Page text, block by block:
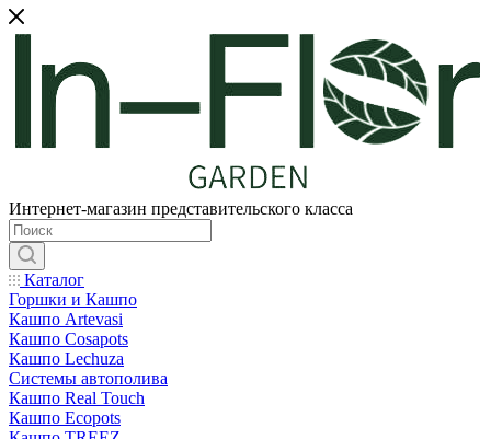
Интернет-магазин представительского класса
Каталог
Горшки и Кашпо
Кашпо Artevasi
Кашпо Cosapots
Кашпо Lechuza
Системы автополива
Кашпо Real Touch
Кашпо Ecopots